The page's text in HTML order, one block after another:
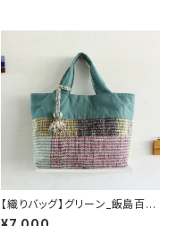
【織りバッグ】グリーン_飯島百合
子